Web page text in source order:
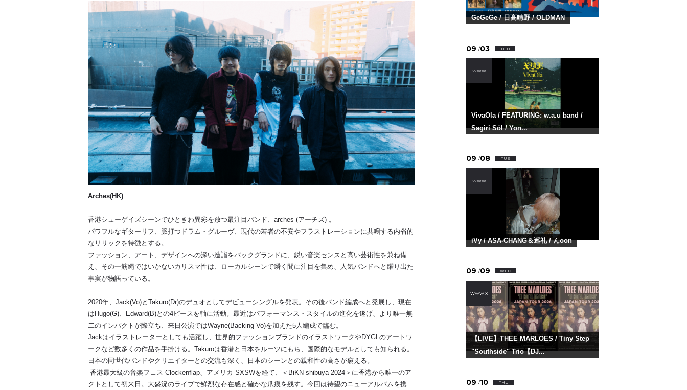
Arches(HK)
香港シューゲイズシーンでひときわ異彩を放つ最注目バンド、arches (アーチズ) 。
パワフルなギターリフ、脈打つドラム・グルーヴ、現代の若者の不安やフラストレーションに共鳴する内省的
なリリックを特徴とする。
ファッション、アート、デザインへの深い造詣をバックグランドに、鋭い音楽センスと高い芸術性を兼ね備
え、その一筋縄ではいかないカリスマ性は、ローカルシーンで瞬く間に注目を集め、人気バンドへと躍り出た
事実が物語っている。
2020年、Jack(Vo)とTakuro(Dr)のデュオとしてデビューシングルを発表。その後バンド編成へと発展し、現在
はHugo(G)、Edward(B)との4ピースを軸に活動。最近はパフォーマンス・スタイルの進化を遂げ、より唯一無
二のインパクトが際立ち、来日公演ではWayne(Backing Vo)を加えた5人編成で臨む。
Jackはイラストレーターとしても活躍し、世界的ファッションブランドのイラストワークやDYGLのアートワ
ークなど数多くの作品を手掛ける。Takuroは香港と日本をルーツにもち、国際的なモデルとしても知られる。
日本の同世代バンドやクリエイターとの交流も深く、日本のシーンとの親和性の高さが窺える。
香港最大級の音楽フェス Clockenflap、アメリカ SXSWを経て、＜BiKN shibuya 2024＞に香港から唯一のア
クトとして初来日。大盛況のライブで鮮烈な存在感と確かな爪痕を残す。今回は待望のニューアルバムを携
GeGeGe / 日髙晴野 / OLDMAN
09 /03 THU
WWW
VivaOla / FEATURING: w.a.u band /
Sagiri Sól / Yon...
09 /08 TUE
WWW
iVy / ASA-CHANG＆巡礼 / んoon
09 /09 WED
WWW X
【LIVE】THEE MARLOES / Tiny Step
"Southside" Trio【DJ...
09 /10 THU